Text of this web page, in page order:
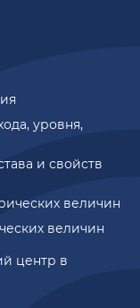
центр в
уровня,
и свойств
величин
величин